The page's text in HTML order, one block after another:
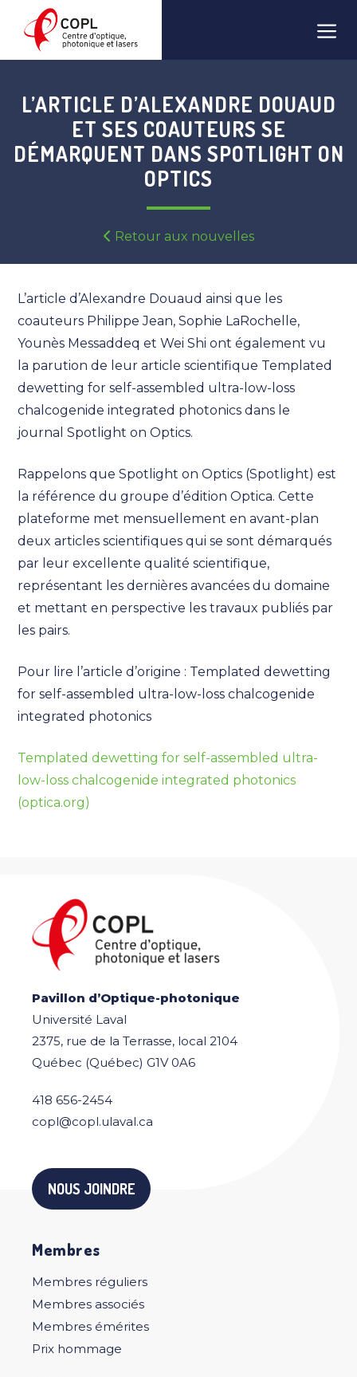
contenu
L’ARTICLE D’ALEXANDRE DOUAUD
ET SES COAUTEURS SE
DÉMARQUENT DANS SPOTLIGHT ON
OPTICS
Retour aux nouvelles
L’article d’Alexandre Douaud ainsi que les
coauteurs Philippe Jean, Sophie LaRochelle,
Younès Messaddeq et Wei Shi ont également vu
la parution de leur article scientifique Templated
dewetting for self-assembled ultra-low-loss
chalcogenide integrated photonics dans le
journal Spotlight on Optics.
Rappelons que Spotlight on Optics (Spotlight) est
la référence du groupe d’édition Optica. Cette
plateforme met mensuellement en avant-plan
deux articles scientifiques qui se sont démarqués
par leur excellente qualité scientifique,
représentant les dernières avancées du domaine
et mettant en perspective les travaux publiés par
les pairs.
Pour lire l’article d’origine : Templated dewetting
for self-assembled ultra-low-loss chalcogenide
integrated photonics
Templated dewetting for self-assembled ultra-
low-loss chalcogenide integrated photonics
(optica.org)
Pavillon d’Optique-photonique
Université Laval
2375, rue de la Terrasse, local 2104
Québec (Québec) G1V 0A6
418 656-2454
copl@copl.ulaval.ca
NOUS JOINDRE
Membres
Membres réguliers
Membres associés
Membres émérites
Prix hommage